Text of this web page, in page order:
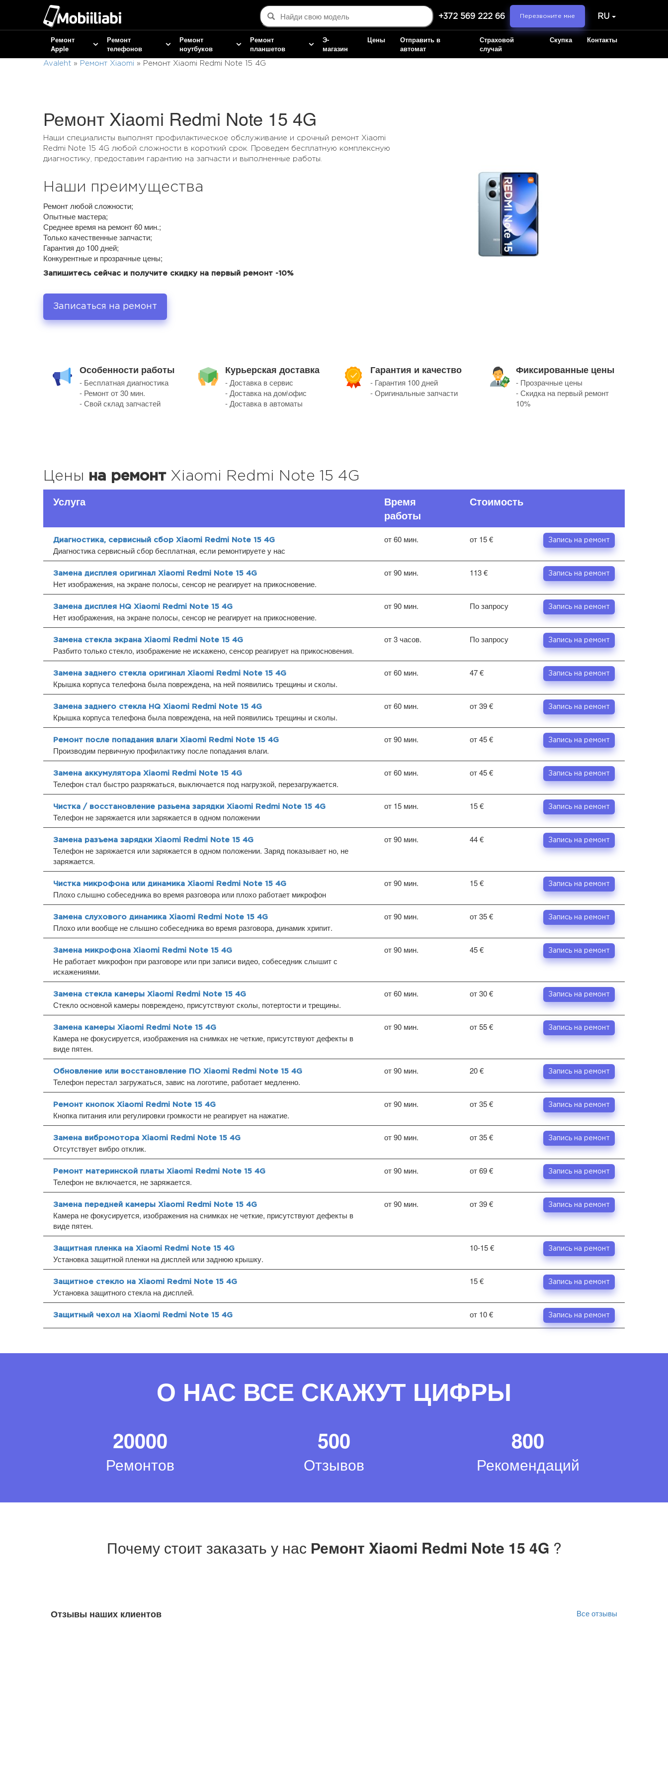
+372 569 222 66 Перезвоните мне RU
Ремонт
Apple
Ремонт
телефонов
Ремонт
ноутбуков
Ремонт
планшетов
Э-
магазин
Цены
Отправить в
автомат
Страховой
случай
Скупка Контакты
Avaleht » Ремонт Xiaomi » Ремонт Xiaomi Redmi Note 15 4G
Ремонт Xiaomi Redmi Note 15 4G
Наши специалисты выполнят профилактическое обслуживание и срочный ремонт Xiaomi
Redmi Note 15 4G любой сложности в короткий срок. Проведем бесплатную комплексную
диагностику, предоставим гарантию на запчасти и выполненные работы.
Наши преимущества
Ремонт любой сложности;
Опытные мастера;
Среднее время на ремонт 60 мин.;
Только качественные запчасти;
Гарантия до 100 дней;
Конкурентные и прозрачные цены;
Запишитесь сейчас и получите скидку на первый ремонт -10%
Записаться на ремонт
Особенности работы
- Бесплатная диагностика
- Ремонт от 30 мин.
- Свой склад запчастей
Курьерская доставка
- Доставка в сервис
- Доставка на дом\офис
- Доставка в автоматы
Гарантия и качество
- Гарантия 100 дней
- Оригинальные запчасти
Фиксированные цены
- Прозрачные цены
- Скидка на первый ремонт
10%
Цены на ремонтXiaomi Redmi Note 15 4G
Услуга
Время
работы
Стоимость
Диагностика, сервисный сбор Xiaomi Redmi Note 15 4G
Диагностика сервисный сбор бесплатная, если ремонтируете у нас
от 60 мин. от 15 € Запись на ремонт
Замена дисплея оригинал Xiaomi Redmi Note 15 4G
Нет изображения, на экране полосы, сенсор не реагирует на прикосновение.
от 90 мин. 113 € Запись на ремонт
Замена дисплея HQ Xiaomi Redmi Note 15 4G
Нет изображения, на экране полосы, сенсор не реагирует на прикосновение.
от 90 мин. По запросу Запись на ремонт
Замена стекла экрана Xiaomi Redmi Note 15 4G
Разбито только стекло, изображение не искажено, сенсор реагирует на прикосновения.
от 3 часов. По запросу Запись на ремонт
Замена заднего стекла оригинал Xiaomi Redmi Note 15 4G
Крышка корпуса телефона была повреждена, на ней появились трещины и сколы.
от 60 мин. 47 € Запись на ремонт
Замена заднего стекла HQ Xiaomi Redmi Note 15 4G
Крышка корпуса телефона была повреждена, на ней появились трещины и сколы.
от 60 мин. от 39 € Запись на ремонт
Ремонт после попадания влаги Xiaomi Redmi Note 15 4G
Производим первичную профилактику после попадания влаги.
от 90 мин. от 45 € Запись на ремонт
Замена аккумулятора Xiaomi Redmi Note 15 4G
Телефон стал быстро разряжаться, выключается под нагрузкой, перезагружается.
от 60 мин. от 45 € Запись на ремонт
Чистка / восстановление разьема зарядки Xiaomi Redmi Note 15 4G
Телефон не заряжается или заряжается в одном положении
от 15 мин. 15 € Запись на ремонт
Замена разъема зарядки Xiaomi Redmi Note 15 4G
Телефон не заряжается или заряжается в одном положении. Заряд показывает но, не
заряжается.
от 90 мин. 44 € Запись на ремонт
Чистка микрофона или динамика Xiaomi Redmi Note 15 4G
Плохо слышно собеседника во время разговора или плохо работает микрофон
от 90 мин. 15 € Запись на ремонт
Замена слухового динамика Xiaomi Redmi Note 15 4G
Плохо или вообще не слышно собеседника во время разговора, динамик хрипит.
от 90 мин. от 35 € Запись на ремонт
Замена микрофона Xiaomi Redmi Note 15 4G
Не работает микрофон при разговоре или при записи видео, собеседник слышит с
искажениями.
от 90 мин. 45 € Запись на ремонт
Замена стекла камеры Xiaomi Redmi Note 15 4G
Стекло основной камеры повреждено, присутствуют сколы, потертости и трещины.
от 60 мин. от 30 € Запись на ремонт
Замена камеры Xiaomi Redmi Note 15 4G
Камера не фокусируется, изображения на снимках не четкие, присутствуют дефекты в
виде пятен.
от 90 мин. от 55 € Запись на ремонт
Обновление или восстановление ПО Xiaomi Redmi Note 15 4G
Телефон перестал загружаться, завис на логотипе, работает медленно.
от 90 мин. 20 € Запись на ремонт
Ремонт кнопок Xiaomi Redmi Note 15 4G
Кнопка питания или регулировки громкости не реагирует на нажатие.
от 90 мин. от 35 € Запись на ремонт
Замена вибромотора Xiaomi Redmi Note 15 4G
Отсутствует вибро отклик.
от 90 мин. от 35 € Запись на ремонт
Ремонт материнской платы Xiaomi Redmi Note 15 4G
Телефон не включается, не заряжается.
от 90 мин. от 69 € Запись на ремонт
Замена передней камеры Xiaomi Redmi Note 15 4G
Камера не фокусируется, изображения на снимках не четкие, присутствуют дефекты в
виде пятен.
от 90 мин. от 39 € Запись на ремонт
Защитная пленка на Xiaomi Redmi Note 15 4G
Установка защитной пленки на дисплей или заднюю крышку.
10-15 € Запись на ремонт
Защитное стекло на Xiaomi Redmi Note 15 4G
Установка защитного стекла на дисплей.
15 € Запись на ремонт
Защитный чехол на Xiaomi Redmi Note 15 4G от 10 € Запись на ремонт
О НАС ВСЕ СКАЖУТ ЦИФРЫ
20000
Ремонтов
500
Отзывов
800
Рекомендаций
Почему стоит заказать у нас Ремонт Xiaomi Redmi Note 15 4G ?
Отзывы наших клиентов Все отзывы